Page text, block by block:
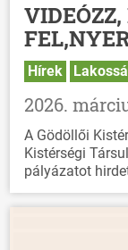
Hírek
2026.
A Gödöllői
Kistérségi
pályázatot